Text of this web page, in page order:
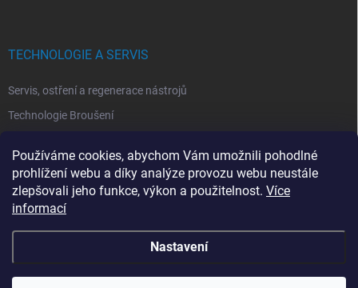
Používáme cookies, abychom Vám umožnili pohodlné
prohlížení webu a díky analýze provozu webu neustále
zlepšovali jeho funkce, výkon a použitelnost. Více
informací
Nastavení
TECHNOLOGIE A SERVIS
Servis, ostření a regenerace nástrojů
Technologie Broušení
Technologie Laserová Ablace
Copyright 2026ITA TOOLS ČESKO. Všechna práva vyhrazena.Upravit